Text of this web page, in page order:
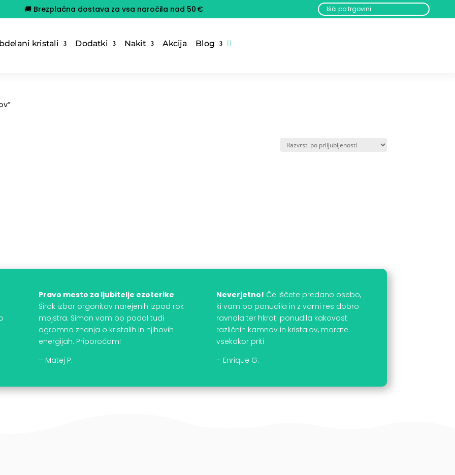
🚚 Brezplačna dostava za vsa naročila nad 50 €
kristali Dodatki Nakit Akcija Blog
Pravo mesto za ljubitelje ezoterike.
Širok izbor orgonitov narejenih izpod rok
mojstra. Simon vam bo podal tudi
ogromno znanja o kristalih in njihovih
energijah. Priporočam!
– Matej P.
Neverjetno! Če iščete predano osebo,
ki vam bo ponudila in z vami res dobro
ravnala ter hkrati ponudila kakovost
različnih kamnov in kristalov, morate
vsekakor priti
– Enrique G.